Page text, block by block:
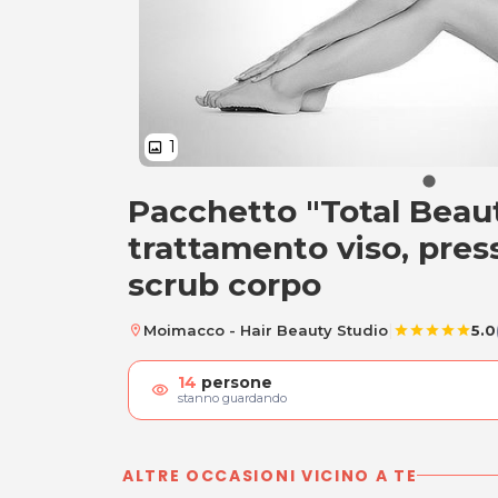
image 1
Pacchetto "Total
Pacchetto "Total
trattamento viso,
scrub corpo
location_on Moimacco - Hair Beauty Studio starstarstarstarstar5.0
visibility 14 persone
stanno guardando
ALTRE OCCASIONI VICINO A TE